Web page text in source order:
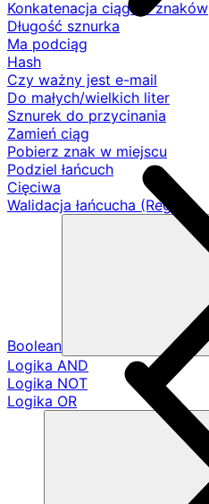
Konkatenacja ciągów znaków
Długość sznurka
Ma podciąg
Hash
Czy ważny jest e-mail
Do małych/wielkich liter
Sznurek do przycinania
Zamień ciąg
Pobierz znak w miejscu
Podziel łańcuch
Cięciwa
Walidacja łańcucha (Regex)
Boolean
Logika AND
Logika NOT
Logika OR